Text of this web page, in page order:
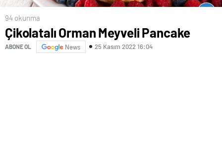
94 okunma
Çikolatalı Orman Meyveli Pancake
ABONE OL News 25 Kasım 2022 16:04